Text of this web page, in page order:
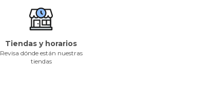
Tiendas y horarios
Revisa dónde están nuestras
tiendas